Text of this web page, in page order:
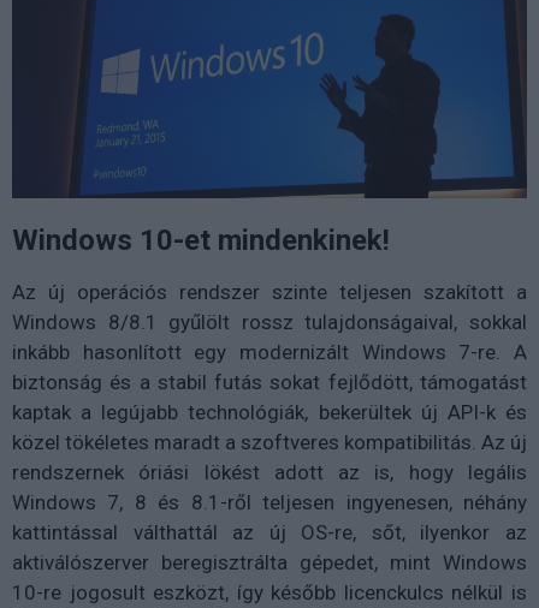
Windows 10-et mindenkinek!
Az új operációs rendszer szinte teljesen szakított a
Windows 8/8.1 gyűlölt rossz tulajdonságaival, sokkal
inkább hasonlított egy modernizált Windows 7-re. A
biztonság és a stabil futás sokat fejlődött, támogatást
kaptak a legújabb technológiák, bekerültek új API-k és
közel tökéletes maradt a szoftveres kompatibilitás. Az új
rendszernek óriási lökést adott az is, hogy legális
Windows 7, 8 és 8.1-ről teljesen ingyenesen, néhány
kattintással válthattál az új OS-re, sőt, ilyenkor az
aktiválószerver beregisztrálta gépedet, mint Windows
10-re jogosult eszközt, így később licenckulcs nélkül is